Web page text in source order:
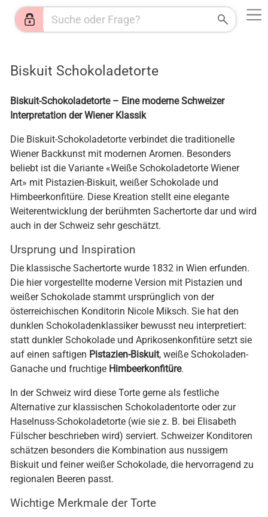
Biskuit Schokoladetorte
Biskuit-Schokoladetorte – Eine moderne Schweizer
Interpretation der Wiener Klassik
Die Biskuit-Schokoladetorte verbindet die traditionelle
Wiener Backkunst mit modernen Aromen. Besonders
beliebt ist die Variante «Weiße Schokoladetorte Wiener
Art» mit Pistazien-Biskuit, weißer Schokolade und
Himbeerkonfitüre. Diese Kreation stellt eine elegante
Weiterentwicklung der berühmten Sachertorte dar und wird
auch in der Schweiz sehr geschätzt.
Ursprung und Inspiration
Die klassische Sachertorte wurde 1832 in Wien erfunden.
Die hier vorgestellte moderne Version mit Pistazien und
weißer Schokolade stammt ursprünglich von der
österreichischen Konditorin Nicole Miksch. Sie hat den
dunklen Schokoladenklassiker bewusst neu interpretiert:
statt dunkler Schokolade und Aprikosenkonfitüre setzt sie
auf einen saftigen Pistazien-Biskuit, weiße Schokoladen-
Ganache und fruchtige Himbeerkonfitüre.
In der Schweiz wird diese Torte gerne als festliche
Alternative zur klassischen Schokoladentorte oder zur
Haselnuss-Schokoladetorte (wie sie z. B. bei Elisabeth
Fülscher beschrieben wird) serviert. Schweizer Konditoren
schätzen besonders die Kombination aus nussigem
Biskuit und feiner weißer Schokolade, die hervorragend zu
regionalen Beeren passt.
Wichtige Merkmale der Torte